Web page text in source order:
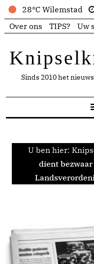
28°C Wilemstad
Over ons
TIPS? Uw
Sinds 2010 het
U ben hier:
dient